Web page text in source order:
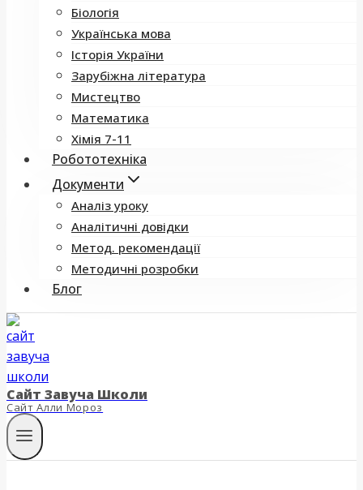
Біологія
Українська мова
Історія України
Зарубіжна література
Мистецтво
Математика
Хімія 7-11
Робототехніка
Документи
Аналіз уроку
Аналітичні довідки
Метод. рекомендації
Методичні розробки
Блог
Сайт Завуча Школи
Сайт Алли Мороз